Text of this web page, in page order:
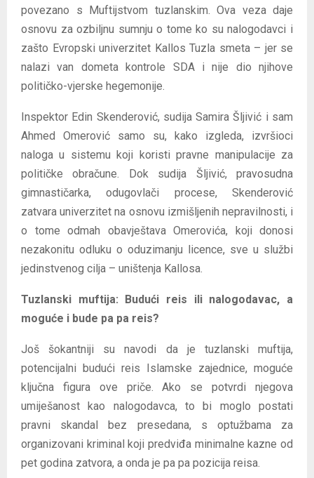
povezano s Muftijstvom tuzlanskim. Ova veza daje
osnovu za ozbiljnu sumnju o tome ko su nalogodavci i
zašto Evropski univerzitet Kallos Tuzla smeta – jer se
nalazi van dometa kontrole SDA i nije dio njihove
političko-vjerske hegemonije.
Inspektor Edin Skenderović, sudija Samira Šljivić i sam
Ahmed Omerović samo su, kako izgleda, izvršioci
naloga u sistemu koji koristi pravne manipulacije za
političke obračune. Dok sudija Šljivić, pravosudna
gimnastičarka, odugovlači procese, Skenderović
zatvara univerzitet na osnovu izmišljenih nepravilnosti, i
o tome odmah obavještava Omerovića, koji donosi
nezakonitu odluku o oduzimanju licence, sve u službi
jedinstvenog cilja – uništenja Kallosa.
Tuzlanski muftija: Budući reis ili nalogodavac, a
moguće i bude pa pa reis?
Još šokantniji su navodi da je tuzlanski muftija,
potencijalni budući reis Islamske zajednice, moguće
ključna figura ove priče. Ako se potvrdi njegova
umiješanost kao nalogodavca, to bi moglo postati
pravni skandal bez presedana, s optužbama za
organizovani kriminal koji predviđa minimalne kazne od
pet godina zatvora, a onda je pa pa pozicija reisa.